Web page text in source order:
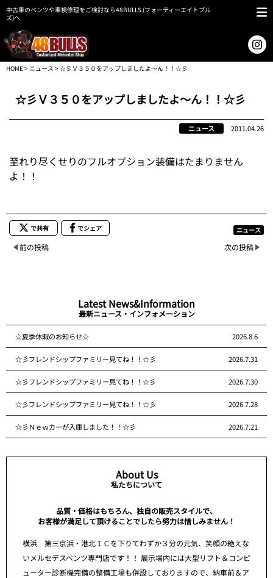
中古車のベンツや車検修理をご検討なら48BULLS (フォーティーエイトブル
ズ)へ
HOME> ニュース > ☆彡Ｖ３５０をアップしましたよ～ん！！☆彡
☆彡Ｖ３５０をアップしましたよ～ん！！☆彡
ニュース 2011.04.26
至れり尽くせりのフルオプション装備はたまりません
よ！！
で共有 でシェア ニュース
前の投稿 次の投稿
Latest News&Information
最新ニュース・インフォメーション
☆夏季休暇のお知らせ☆ 2026.8.6
☆彡フレンドシップファミリー見てね！！☆彡 2026.7.31
☆彡フレンドシップファミリー見てね！！☆彡 2026.7.30
☆彡フレンドシップファミリー見てね！！☆彡 2026.7.28
☆彡Ｎｅｗカーが入庫しました！！☆彡 2026.7.21
About Us
私たちについて
品質・価格はもちろん、独自の販売スタイルで、
お客様が満足して頂けることでしたら努力は惜しみません！
横浜 第三京浜・港北ＩＣを下りてわずか３分の元気、笑顔の絶えな
いメルセデスベンツ専門店です！！ 展示場内には大型リフト＆コンピ
ューター診断機完備の整備工場も併設しておりますので、納車前＆ア